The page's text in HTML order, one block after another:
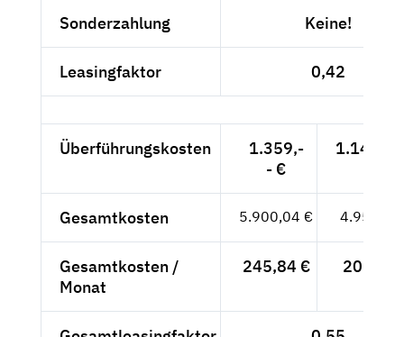
Sonderzahlung Keine!
Leasingfaktor 0,42
Überführungskosten
1.359,-
- €
Gesamtkosten 5.900,04 € 4.958,02
Gesamtkosten /
Monat
245,84 € 206,58